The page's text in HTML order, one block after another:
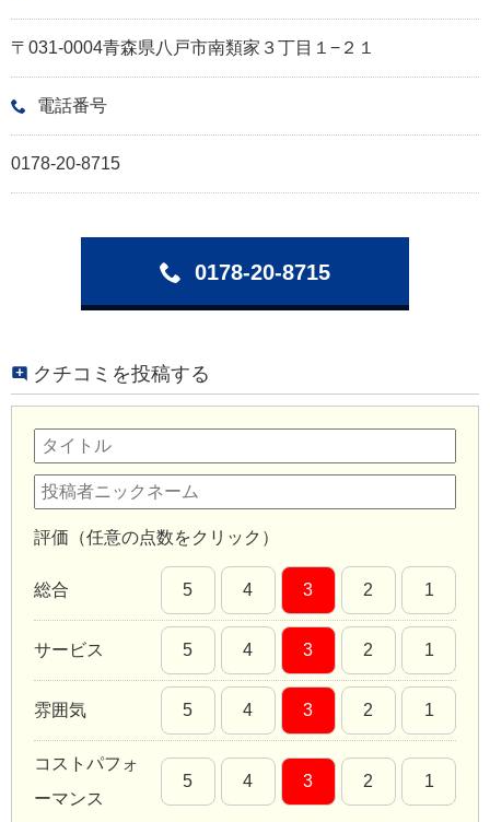
〒031-0004青森県八戸市南類家３丁目１−２１
電話番号
0178-20-8715
0178-20-8715
クチコミを投稿する
評価（任意の点数をクリック）
総合 5 4 3 2 1
サービス 5 4 3 2 1
雰囲気 5 4 3 2 1
コストパフォ
ーマンス
5 4 3 2 1